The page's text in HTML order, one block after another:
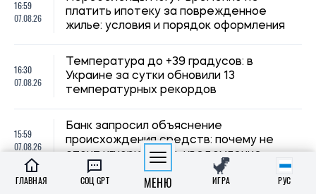
14:59
В Украине пересмотрели правила
выплаты больничных: кто не получит
полную компенсацию в 2026 году
ГЛАВНАЯ СОЦ GPT МЕНЮ ИГРА РУС